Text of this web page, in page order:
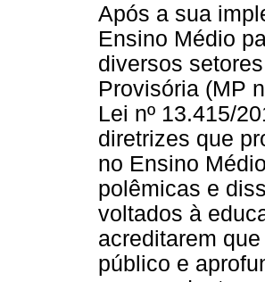
Após a sua
Ensino Médio
diversos
Provisória (MP
Lei nº 13.415/
diretrizes que
no Ensino
polêmicas e
voltados à
acreditarem
público e